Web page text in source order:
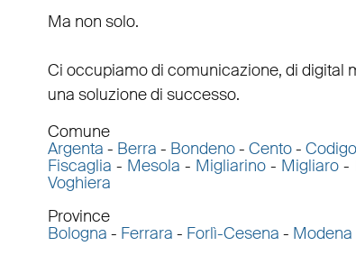
Ma non solo.
Ci occupiamo di comunicazione, di digital
una soluzione di successo.
Comune
Argenta - Berra - Bondeno-Cento-
Fiscaglia - Mesola - Migliarino - Migliaro -
Voghiera
Province
Bologna - Ferrara - Forlì-Cesena - Modena